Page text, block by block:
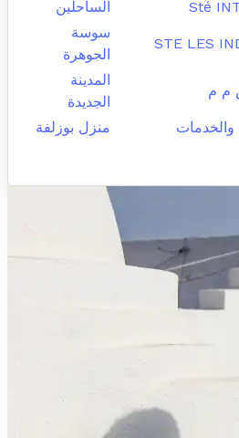
Sté
الساحلين
STE LES
سوسة
الجوهرة
م م
المدينة
الجديدة
والخدمات
منزل بوزلفة